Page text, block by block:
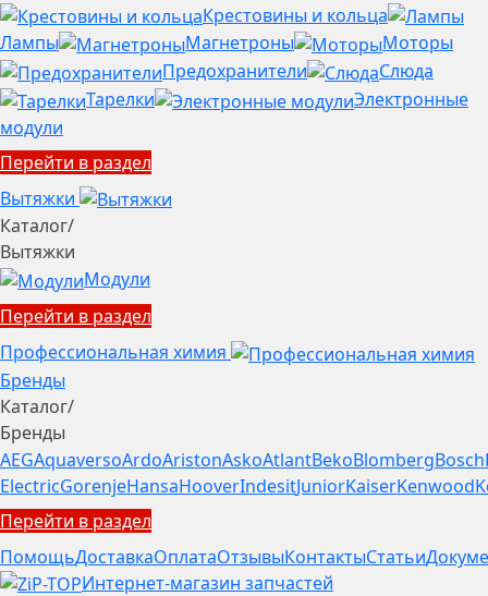
Крестовины и кольца
Лампы
Магнетроны
Моторы
Предохранители
Слюда
Тарелки
Электронные
модули
Перейти в раздел
Вытяжки
Каталог/
Вытяжки
Модули
Перейти в раздел
Профессиональная химия
Бренды
Каталог/
Бренды
AEGAquaversoArdoAristonAskoAtlantBekoBlombergBosch
ElectricGorenjeHansaHooverIndesitJuniorKaiserKenwood
Перейти в раздел
ПомощьДоставкаОплатаОтзывыКонтактыСтатьи
Интернет-магазин запчастей